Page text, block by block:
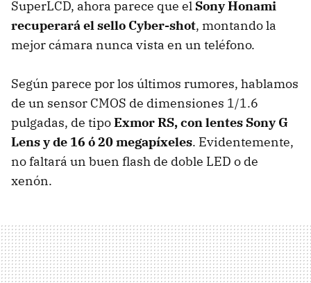
SuperLCD, ahora parece que el Sony Honami
recuperará el sello Cyber-shot, montando la
mejor cámara nunca vista en un teléfono.
Según parece por los últimos rumores, hablamos
de un sensor CMOS de dimensiones 1/1.6
pulgadas, de tipoExmor RS, con lentes Sony G
Lens y de 16 ó 20 megapíxeles. Evidentemente,
no faltará un buen flash de doble LED o de
xenón.